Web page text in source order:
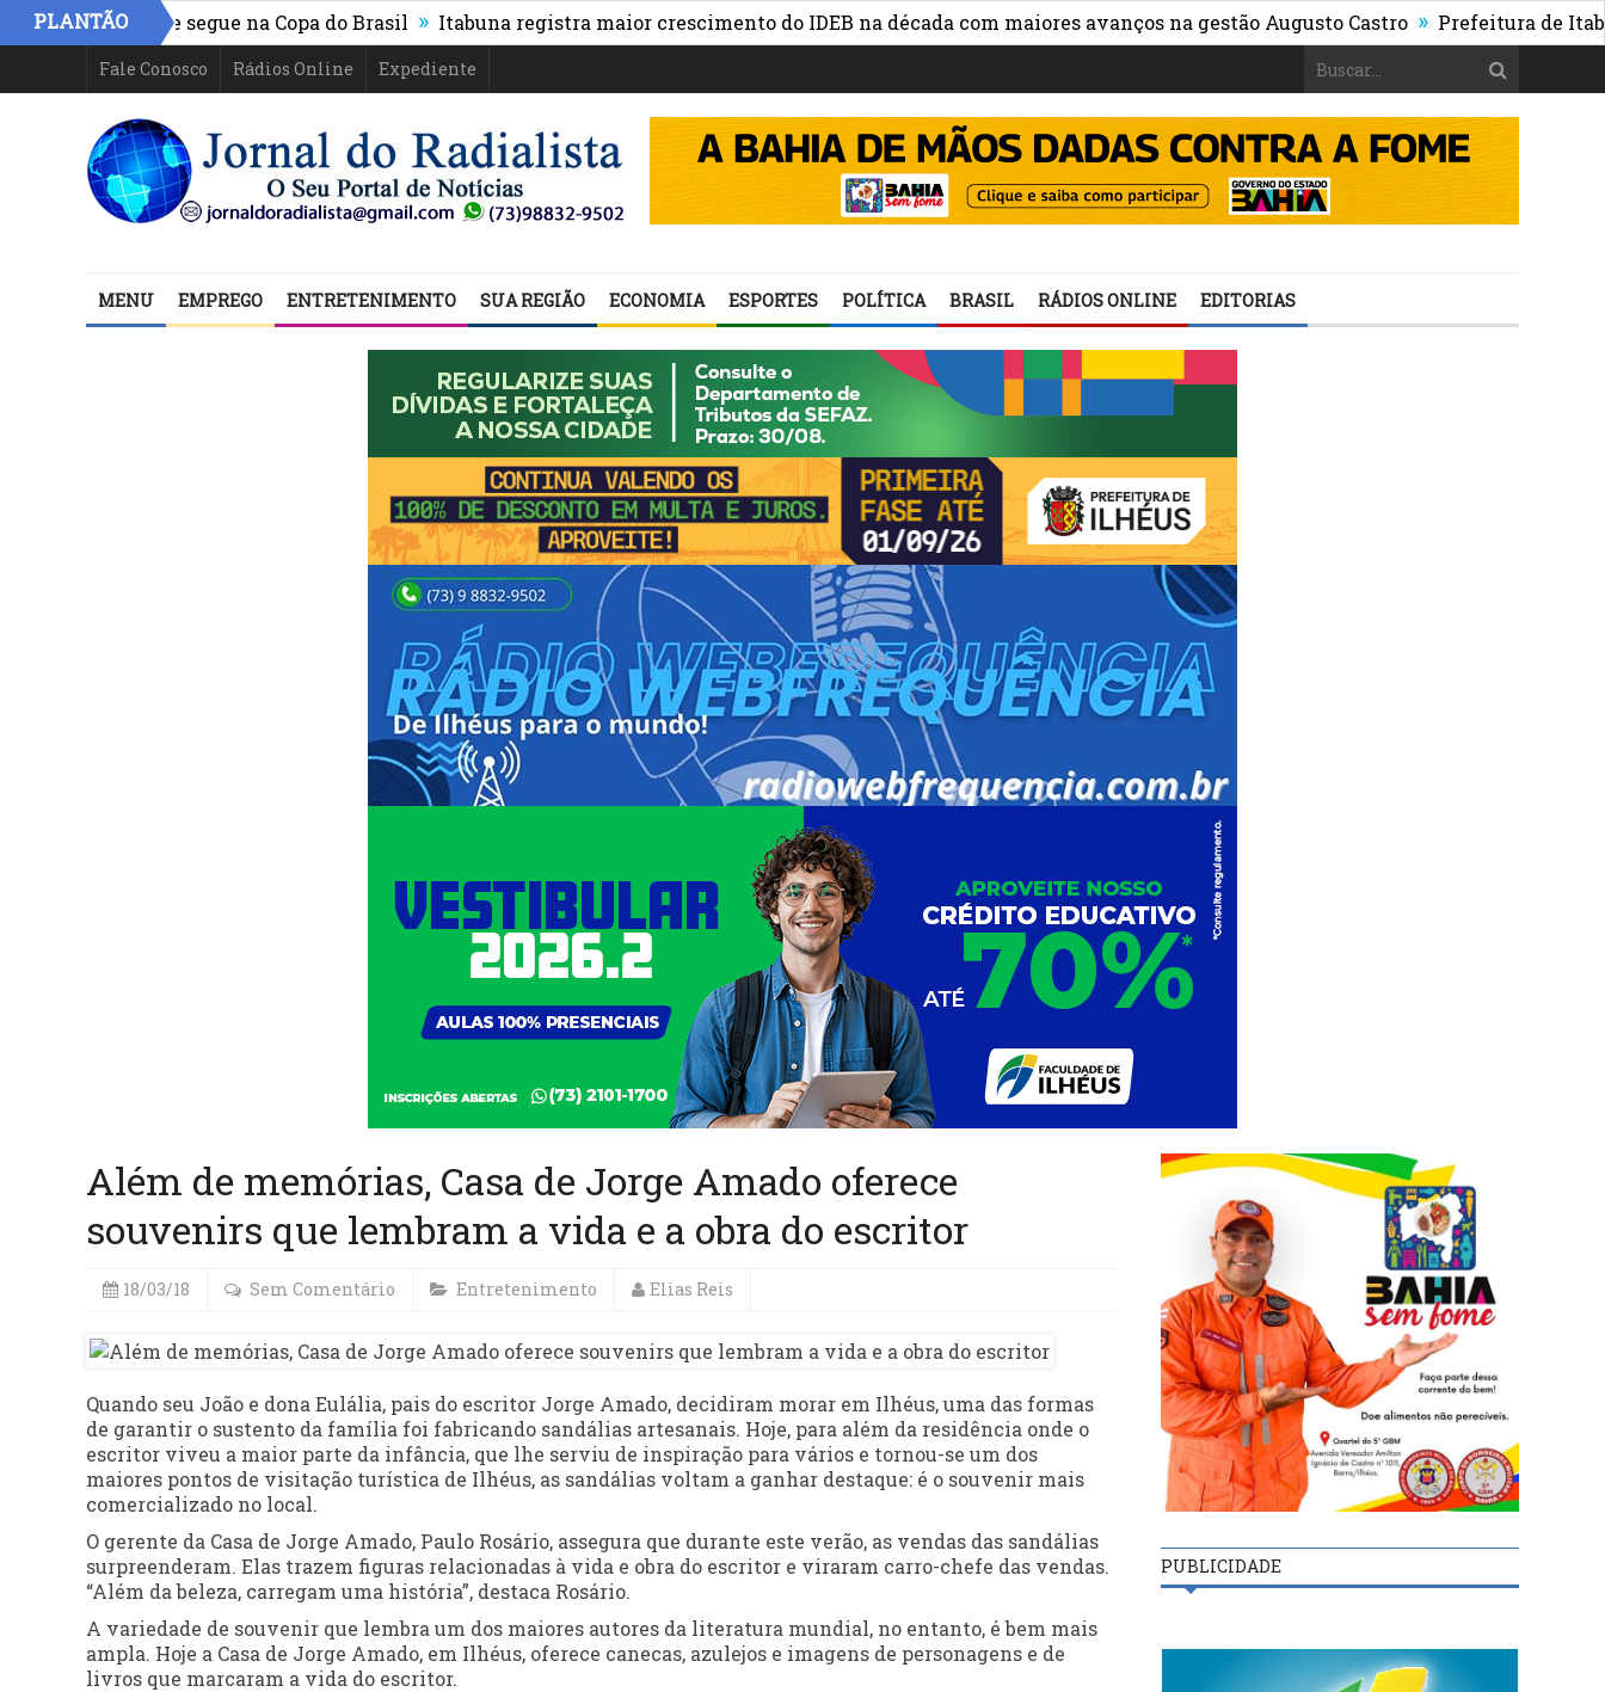
PLANTÃO
PR e segue na Copa do Brasil » Itabuna registra maior crescimento do IDEB na década com maiores avanços na gestão Augusto Castro » Prefeitura de Itabuna
Fale Conosco Rádios Online Expediente
MENU EMPREGO ENTRETENIMENTO SUA REGIÃO ECONOMIA ESPORTES POLÍTICA BRASIL RÁDIOS ONLINE EDITORIAS
Além de memórias, Casa de Jorge Amado oferece
souvenirs que lembram a vida e a obra do escritor
18/03/18 Sem Comentário Entretenimento Elias Reis
Quando seu João e dona Eulália, pais do escritor Jorge Amado, decidiram morar em Ilhéus, uma das formas
de garantir o sustento da família foi fabricando sandálias artesanais. Hoje, para além da residência onde o
escritor viveu a maior parte da infância, que lhe serviu de inspiração para vários e tornou-se um dos
maiores pontos de visitação turística de Ilhéus, as sandálias voltam a ganhar destaque: é o souvenir mais
comercializado no local.
O gerente da Casa de Jorge Amado, Paulo Rosário, assegura que durante este verão, as vendas das sandálias
surpreenderam. Elas trazem figuras relacionadas à vida e obra do escritor e viraram carro-chefe das vendas.
“Além da beleza, carregam uma história”, destaca Rosário.
A variedade de souvenir que lembra um dos maiores autores da literatura mundial, no entanto, é bem mais
ampla. Hoje a Casa de Jorge Amado, em Ilhéus, oferece canecas, azulejos e imagens de personagens e de
livros que marcaram a vida do escritor.
PUBLICIDADE